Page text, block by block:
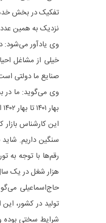
نزدیک به همین
وی یادآور می‌شود:
خیلی از مشاغل
صنایع ما دولتی
بهار ۱۴۰۱ تا بهار ۱۴۰۲ ایجاد شده است؟
این کارشناس
هزار شغل در یک
حاج‌اسماعیلی
تولید در کشور،
شرایط سختی بوده